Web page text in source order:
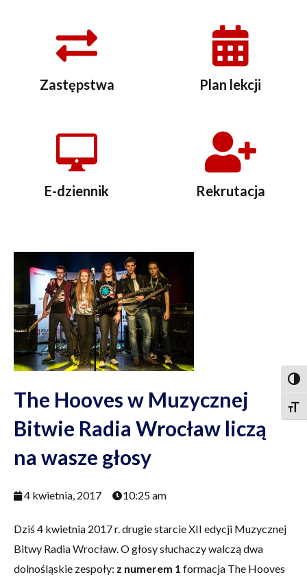
Zastępstwa Plan lekcji
E-dziennik Rekrutacja
The Hooves w Muzycznej
Bitwie Radia Wrocław liczą
na wasze głosy
4 kwietnia, 2017 10:25 am
Dziś 4 kwietnia 2017 r. drugie starcie XII edycji Muzycznej
Bitwy Radia Wrocław. O głosy słuchaczy walczą dwa
dolnośląskie zespoły: z numerem 1 formacja The Hooves